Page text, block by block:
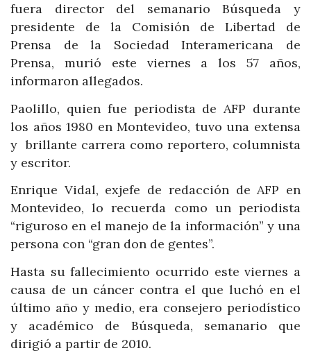
fuera director del semanario Búsqueda y
presidente de la Comisión de Libertad de
Prensa de la Sociedad Interamericana de
Prensa, murió este viernes a los 57 años,
informaron allegados.
Paolillo, quien fue periodista de AFP durante
los años 1980 en Montevideo, tuvo una extensa
y brillante carrera como reportero, columnista
y escritor.
Enrique Vidal, exjefe de redacción de AFP en
Montevideo, lo recuerda como un periodista
“riguroso en el manejo de la información” y una
persona con “gran don de gentes”.
Hasta su fallecimiento ocurrido este viernes a
causa de un cáncer contra el que luchó en el
último año y medio, era consejero periodístico
y académico de Búsqueda, semanario que
dirigió a partir de 2010.